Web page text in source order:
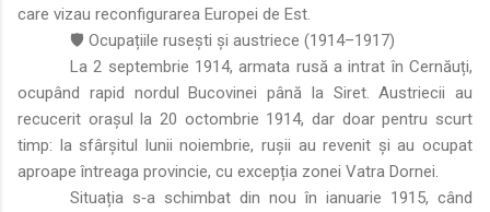
care vizau reconfigurarea Europei de Est.
🛡️ Ocupațiile rusești și austriece (1914–1917)
La 2 septembrie 1914, armata rusă a intrat în Cernăuți,
ocupând rapid nordul Bucovinei până la Siret. Austriecii au
recucerit orașul la 20 octombrie 1914, dar doar pentru scurt
timp: la sfârșitul lunii noiembrie, rușii au revenit și au ocupat
aproape întreaga provincie, cu excepția zonei Vatra Dornei.
Situația s‑a schimbat din nou în ianuarie 1915, când